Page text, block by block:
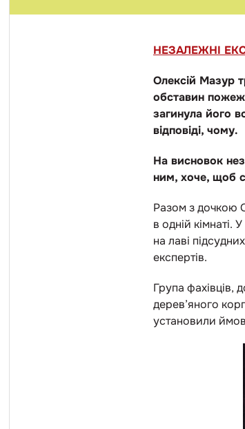
НЕЗАЛЕЖНІ
Олексій Мазур
обставин
загинула його
відповіді, чому.
На висновок
ним, хоче, щоб
Разом з дочкою
в одній
на лаві
експертів.
Група фахівців,
дерев’яного
установили